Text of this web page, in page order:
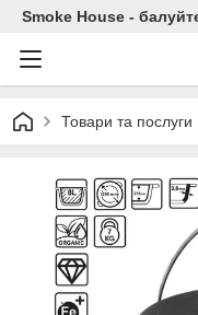
Smoke House -
Товари та послуги